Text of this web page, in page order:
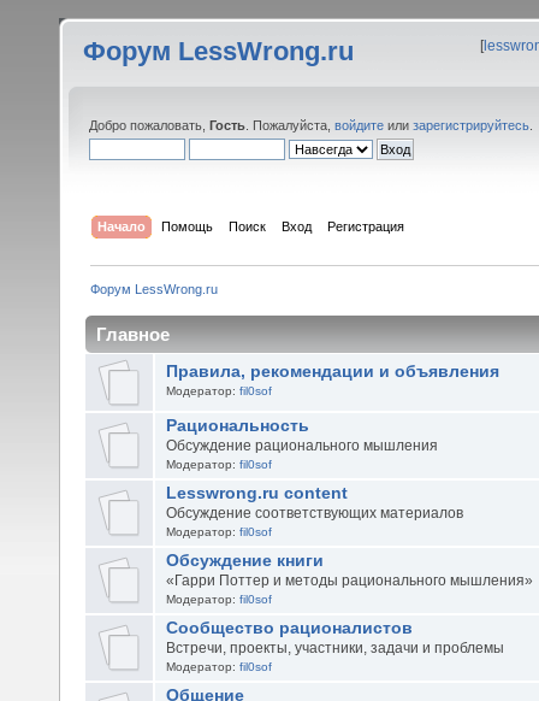
Форум LessWrong.ru [
Добро пожаловать, Гость . Пожалуйста, войдите или зарегистрируйтесь
Начало Помощь Поиск Вход Регистрация
Форум LessWrong.ru
Главное
Правила, рекомендации и объявления
Модератор: fil0sof
Рациональность
Обсуждение рационального мышления
Модератор: fil0sof
Lesswrong.ru content
Обсуждение соответствующих материалов
Модератор: fil0sof
Обсуждение книги
«Гарри Поттер и методы рационального мышления»
Модератор: fil0sof
Сообщество рационалистов
Встречи, проекты, участники, задачи и проблемы
Модератор: fil0sof
Общение